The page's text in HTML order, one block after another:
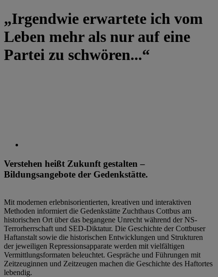
„Irgendwie erwartete ich vom
Leben mehr als nur auf eine
Partei zu schwören...“
Verstehen heißt Zukunft gestalten –
Bildungsangebote der Gedenkstätte.
Mit modernen erlebnisorientierten, kreativen und interaktiven
Methoden informiert die Gedenkstätte Zuchthaus Cottbus am
historischen Ort über das begangene Unrecht während der NS-
Terrorherrschaft und SED-Diktatur. Die Geschichte der Cottbuser
Haftanstalt sowie die historischen Entwicklungen und Strukturen
der jeweiligen Repressionsapparate werden mit vielfältigen
Vermittlungsformaten beleuchtet. Gespräche und Führungen mit
Zeitzeuginnen und Zeitzeugen machen die Geschichte des Haftortes
lebendig.